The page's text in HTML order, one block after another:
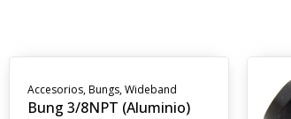
Accesorios,Bungs,Wideband
Bung 3/8NPT (Aluminio)